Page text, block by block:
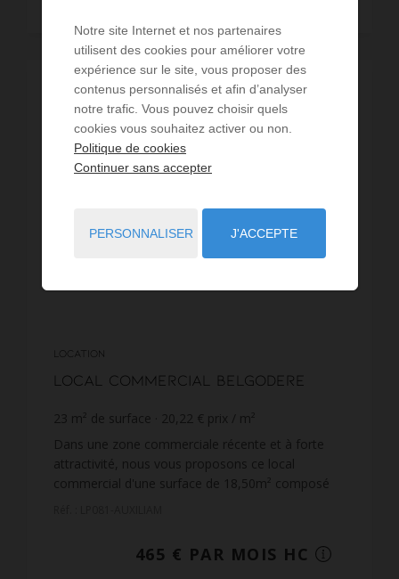
LOUÉ
LOCATION
Local commercial Belgodere
23 m² de surface 20,22 € prix / m²
Dans une zone commerciale récente et à forte
attractivité, nous vous proposons ce local
commercial d'une surface de 18,50m² composé
465 € PAR MOIS HC
Notre site Internet et nos partenaires
utilisent des cookies pour améliorer votre
expérience sur le site, vous proposer des
contenus personnalisés et afin d’analyser
notre trafic. Vous pouvez choisir quels
cookies vous souhaitez activer ou non.
Politique de cookies
Continuer sans accepter
PERSONNALISER J'ACCEPTE